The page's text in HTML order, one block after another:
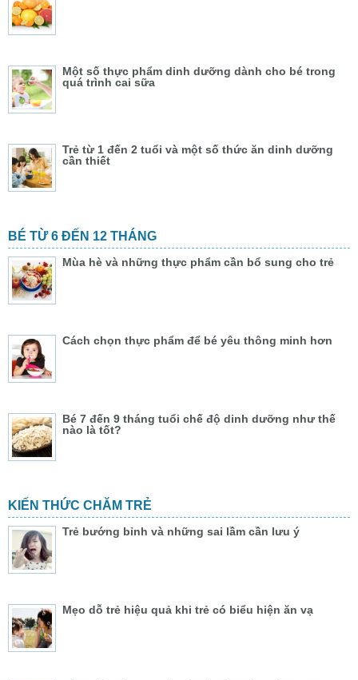
Một số thực phẩm dinh dưỡng dành cho bé trong
quá trình cai sữa
Trẻ từ 1 đến 2 tuổi và một số thức ăn dinh dưỡng
cần thiết
BÉ TỪ 6 ĐẾN 12 THÁNG
Mùa hè và những thực phẩm cần bổ sung cho trẻ
Cách chọn thực phẩm để bé yêu thông minh hơn
Bé 7 đến 9 tháng tuổi chế độ dinh dưỡng như thế
nào là tốt?
KIẾN THỨC CHĂM TRẺ
Trẻ bướng bỉnh và những sai lầm cần lưu ý
Mẹo dỗ trẻ hiệu quả khi trẻ có biểu hiện ăn vạ